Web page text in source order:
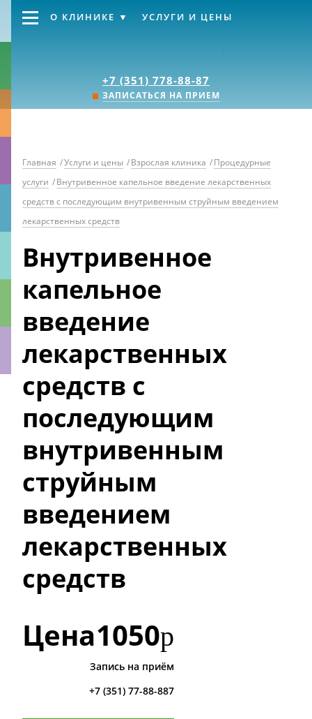
+7 (351) 778-88-87
ЗАПИСАТЬСЯ НА ПРИЕМ
О КЛИНИКЕ УСЛУГИ И ЦЕНЫ
Главная /Услуги и цены /Взрослая клиника /Процедурные
услуги /Внутривенное капельное введение лекарственных
средств с последующим внутривенным струйным введением
лекарственных средств
Внутривенное
капельное
введение
лекарственных
средств с
последующим
внутривенным
струйным
введением
лекарственных
средств
Цена1050р
Запись на приём
+7 (351) 77-88-887